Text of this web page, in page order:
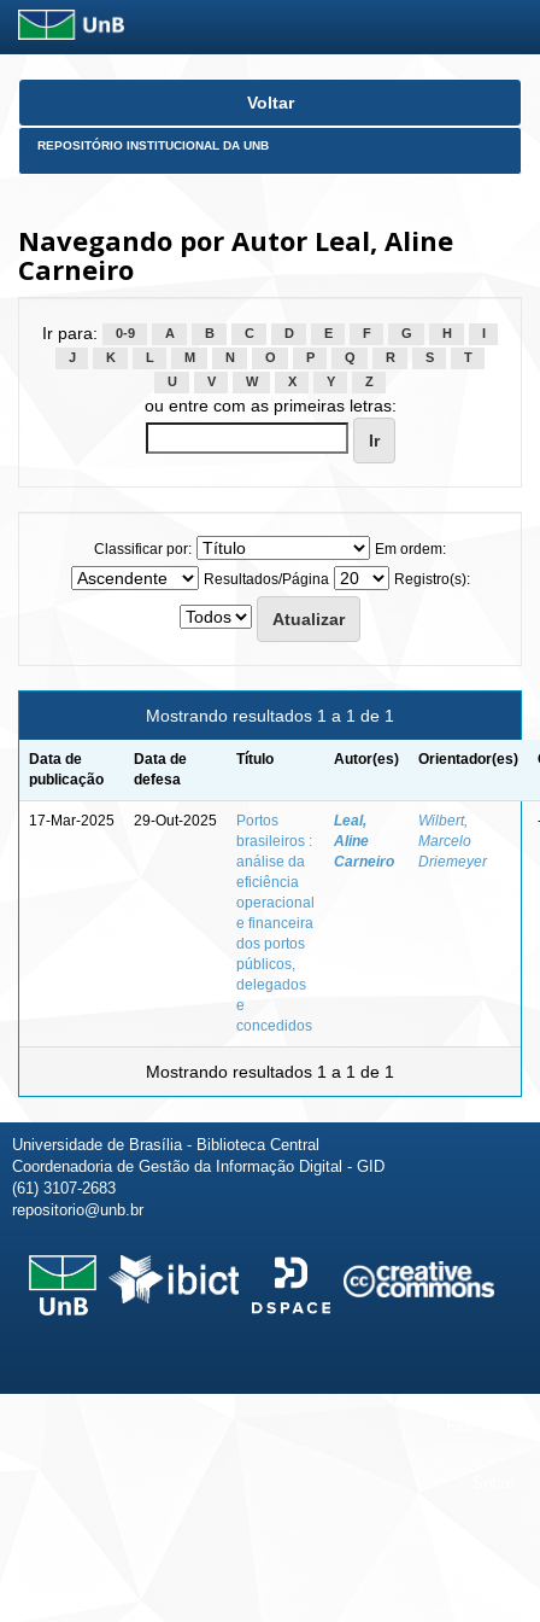
Skip
Voltar
REPOSITÓRIO INSTITUCIONAL DA UNB
Navegando por Autor Leal, Aline
Carneiro
Ir para: 0-9 A B C D E F G H
J
K L M N O P Q R S
T
U
V W X Y Z
ou entre com as primeiras letras:
Classificar por:
Em ordem:
Resultados/Página
Registro(s):
Mostrando resultados 1 a 1 de 1
Data de
publicação
Data de
defesa
Título Autor(es) Orientador(es)
17-Mar-2025 29-Out-2025
Portos
brasileiros :
análise da
eficiência
operacional
e financeira
dos portos
públicos,
delegados
e
concedidos
Leal,
Aline
Carneiro
Wilbert,
Marcelo
Driemeyer
Mostrando resultados 1 a 1 de 1
Universidade de Brasília - Biblioteca Central
Coordenadoria de Gestão da Informação Digital - GID
(61) 3107-2683
repositorio@unb.br